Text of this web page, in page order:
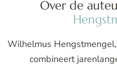
Over de
Wilhelmus
combineert